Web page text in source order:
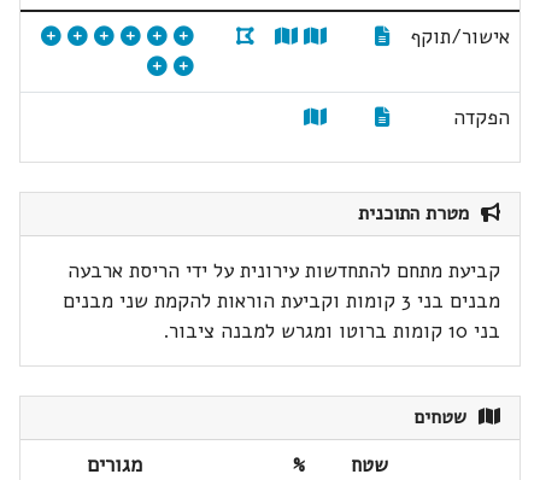
אישור/תוקף
הפקדה
מטרת התוכנית
קביעת מתחם להתחדשות עירונית על ידי הריסת ארבעה
מבנים בני 3 קומות וקביעת הוראות להקמת שני מבנים
בני 10 קומות ברוטו ומגרש למבנה ציבור.
שטחים
שטח
%
מגורים